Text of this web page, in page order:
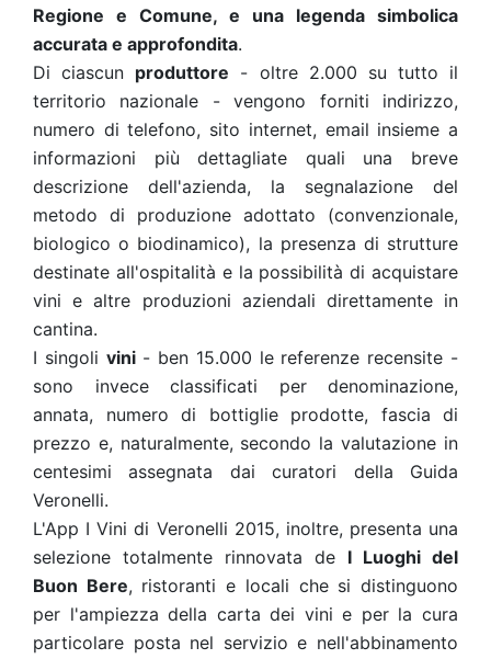
Regione e Comune, e una legenda simbolica
accurata e approfondita.
Di ciascun produttore - oltre 2.000 su tutto il
territorio nazionale - vengono forniti indirizzo,
numero di telefono, sito internet, email insieme a
informazioni più dettagliate quali una breve
descrizione dell'azienda, la segnalazione del
metodo di produzione adottato (convenzionale,
biologico o biodinamico), la presenza di strutture
destinate all'ospitalità e la possibilità di acquistare
vini e altre produzioni aziendali direttamente in
cantina.
I singoli vini- ben 15.000 le referenze recensite -
sono invece classificati per denominazione,
annata, numero di bottiglie prodotte, fascia di
prezzo e, naturalmente, secondo la valutazione in
centesimi assegnata dai curatori della Guida
Veronelli.
L'App I Vini di Veronelli 2015, inoltre, presenta una
selezione totalmente rinnovata de I Luoghi del
Buon Bere, ristoranti e locali che si distinguono
per l'ampiezza della carta dei vini e per la cura
particolare posta nel servizio e nell'abbinamento